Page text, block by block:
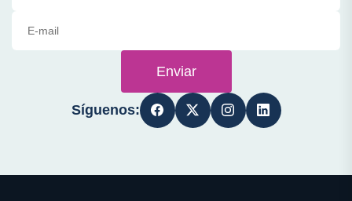
Enviar
Síguenos: